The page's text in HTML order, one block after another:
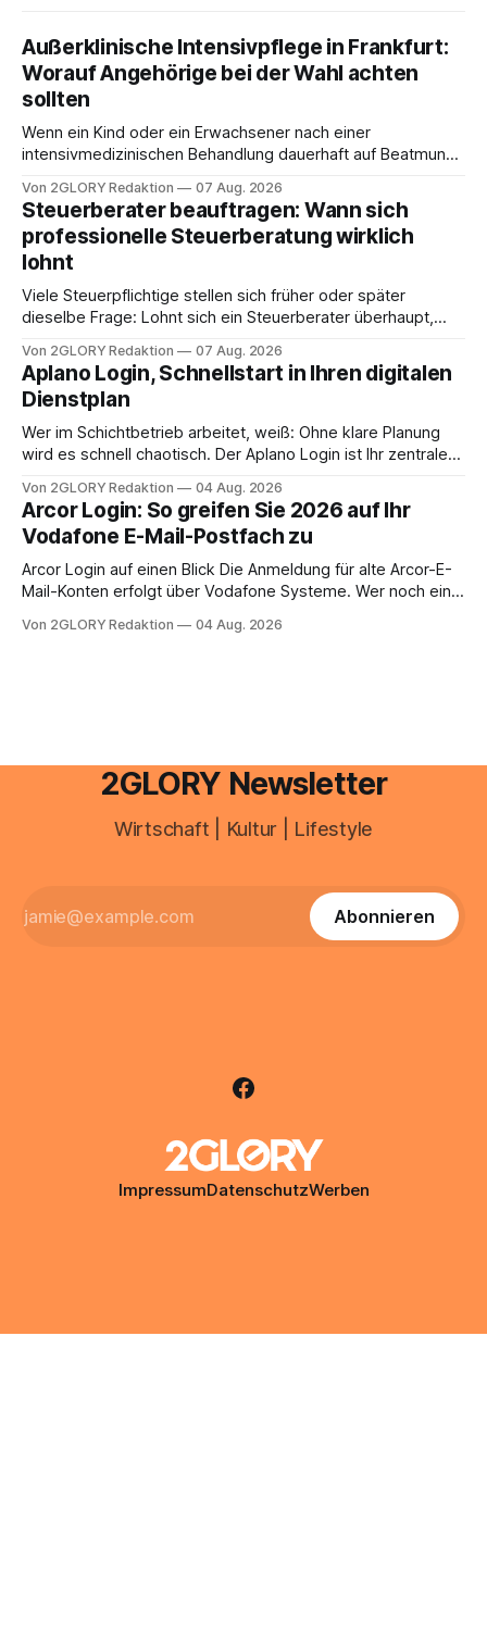
Außerklinische Intensivpflege in Frankfurt:
Worauf Angehörige bei der Wahl achten
sollten
Wenn ein Kind oder ein Erwachsener nach einer
intensivmedizinischen Behandlung dauerhaft auf Beatmung
angewiesen ist, stellt sich für Familien eine schwierige
Frage: Muss die Versorgung dauerhaft in der Klinik bleiben –
oder ist ein Leben zu Hause möglich? Die außerklinische
Intensivpflege bietet genau diese Alternative: Sie
Von 2GLORY Redaktion 07 Aug. 2026
Steuerberater beauftragen: Wann sich
professionelle Steuerberatung wirklich
lohnt
Viele Steuerpflichtige stellen sich früher oder später
dieselbe Frage: Lohnt sich ein Steuerberater überhaupt,
erledigen? Die kurze Antwort: Bei einfachen
Einkommensverhältnissen reicht häufig eine Steuersoftware
aus – sobald jedoch mehrere Einkunftsarten
zusammentreffen oder größere finanzielle Veränderungen
anstehen, zahlt sich professionelle Unterstützung meist
Von 2GLORY Redaktion 07 Aug. 2026
Aplano Login, Schnellstart in Ihren digitalen
Dienstplan
Wer im Schichtbetrieb arbeitet, weiß: Ohne klare Planung
wird es schnell chaotisch. Der Aplano Login ist Ihr zentraler
abwesenheiten und die gesamte kommunikation rund um
Ihr personal digital zu organisieren. In diesem Leitfaden
erfahren Sie alles, was Sie für einen reibungslosen Einstieg
brauchen, von der Registrierung
Von 2GLORY Redaktion 04 Aug. 2026
Arcor Login: So greifen Sie 2026 auf Ihr
Vodafone E-Mail-Postfach zu
Arcor Login auf einen Blick Die Anmeldung für alte Arcor-E-
Mail-Konten erfolgt über Vodafone Systeme. Wer noch eine
besitzt, loggt sich heute über das Vodafone E-Mail & Cloud
Von 2GLORY Redaktion 04 Aug. 2026
2GLORY Newsletter
Wirtschaft | Kultur | Lifestyle
Abonnieren
ImpressumDatenschutzWerben